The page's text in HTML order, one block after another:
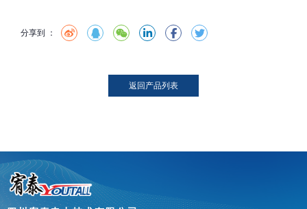
分享到 ：
分享到 ：
返回产品列表